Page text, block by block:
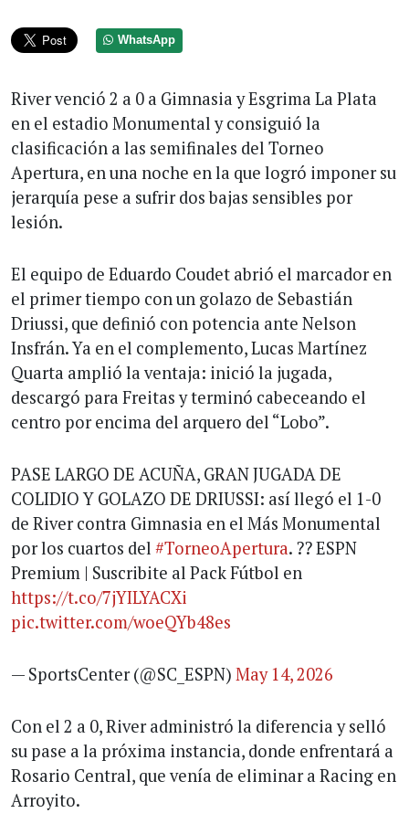
WhatsApp
River venció 2 a 0 a Gimnasia y Esgrima La Plata
en el estadio Monumental y consiguió la
clasificación a las semifinales del Torneo
Apertura, en una noche en la que logró imponer su
jerarquía pese a sufrir dos bajas sensibles por
lesión.
El equipo de Eduardo Coudet abrió el marcador en
el primer tiempo con un golazo de Sebastián
Driussi, que definió con potencia ante Nelson
Insfrán. Ya en el complemento, Lucas Martínez
Quarta amplió la ventaja: inició la jugada,
descargó para Freitas y terminó cabeceando el
centro por encima del arquero del “Lobo”.
PASE LARGO DE ACUÑA, GRAN JUGADA DE
COLIDIO Y GOLAZO DE DRIUSSI: así llegó el 1-0
de River contra Gimnasia en el Más Monumental
por los cuartos del #TorneoApertura. ?? ESPN
Premium | Suscribite al Pack Fútbol en
https://t.co/7jYILYACXi
pic.twitter.com/woeQYb48es
— SportsCenter (@SC_ESPN) May 14, 2026
Con el 2 a 0, River administró la diferencia y selló
su pase a la próxima instancia, donde enfrentará a
Rosario Central, que venía de eliminar a Racing en
Arroyito.